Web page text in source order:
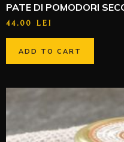
PATE DI POMODORI
44.00 LEI
ADD TO CART